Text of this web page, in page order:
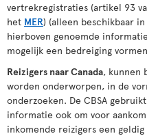
vertrekregistraties (artikel 93
het MER) (alleen beschikbaar
hierboven genoemde
mogelijk een bedreiging
Reizigers naar Canada, kunnen
worden onderworpen, in de
onderzoeken. De CBSA
informatie ook om voor
inkomende reizigers een